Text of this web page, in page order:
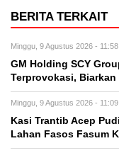
BERITA TERKAIT
Minggu, 9 Agustus 2026 -
GM Holding SCY
Terprovokasi,
Minggu, 9 Agustus 2026 -
Kasi Trantib Acep
Lahan Fasos Fasum